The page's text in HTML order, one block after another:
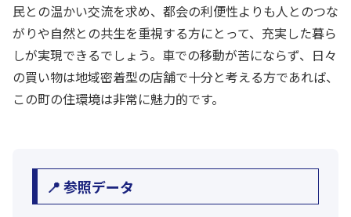
民との温かい交流を求め、都会の利便性よりも人とのつな
がりや自然との共生を重視する方にとって、充実した暮ら
しが実現できるでしょう。車での移動が苦にならず、日々
の買い物は地域密着型の店舗で十分と考える方であれば、
この町の住環境は非常に魅力的です。
📍 参照データ